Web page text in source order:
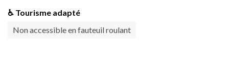
♿ Tourisme adapté
Non accessible en fauteuil roulant